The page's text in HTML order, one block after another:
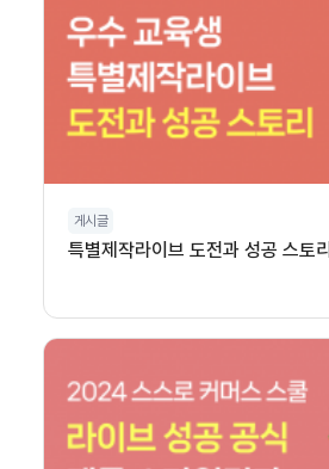
게시글
특별제작라이브 도전과 성공 스토리